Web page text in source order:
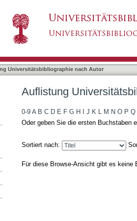
Universitätsbibliographie nach Autor
Auflistung
0-9 A B C D E F G H J K L M N O P Q
Oder geben Sie die ersten Buchstaben
Sortiert nach:
Für diese Browse-Ansicht gibt es keine